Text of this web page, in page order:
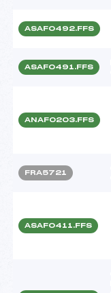
ASAF0492.FFS
ASAF0491.FFS
ANAF0203.FFS
FRA5721
ASAF0411.FFS